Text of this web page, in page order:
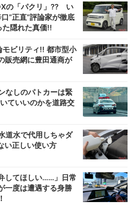
の「パクリ」?? い
”正直”評論家が徹底
た隠れた真価!!
ビリティ!! 都市型小
販売網に豊田通商が
なしのパトカーは緊
ていいのかを道路交
道水で代用しちゃダ
正しい使い方
してほしい……」日常
一度は遭遇する身勝